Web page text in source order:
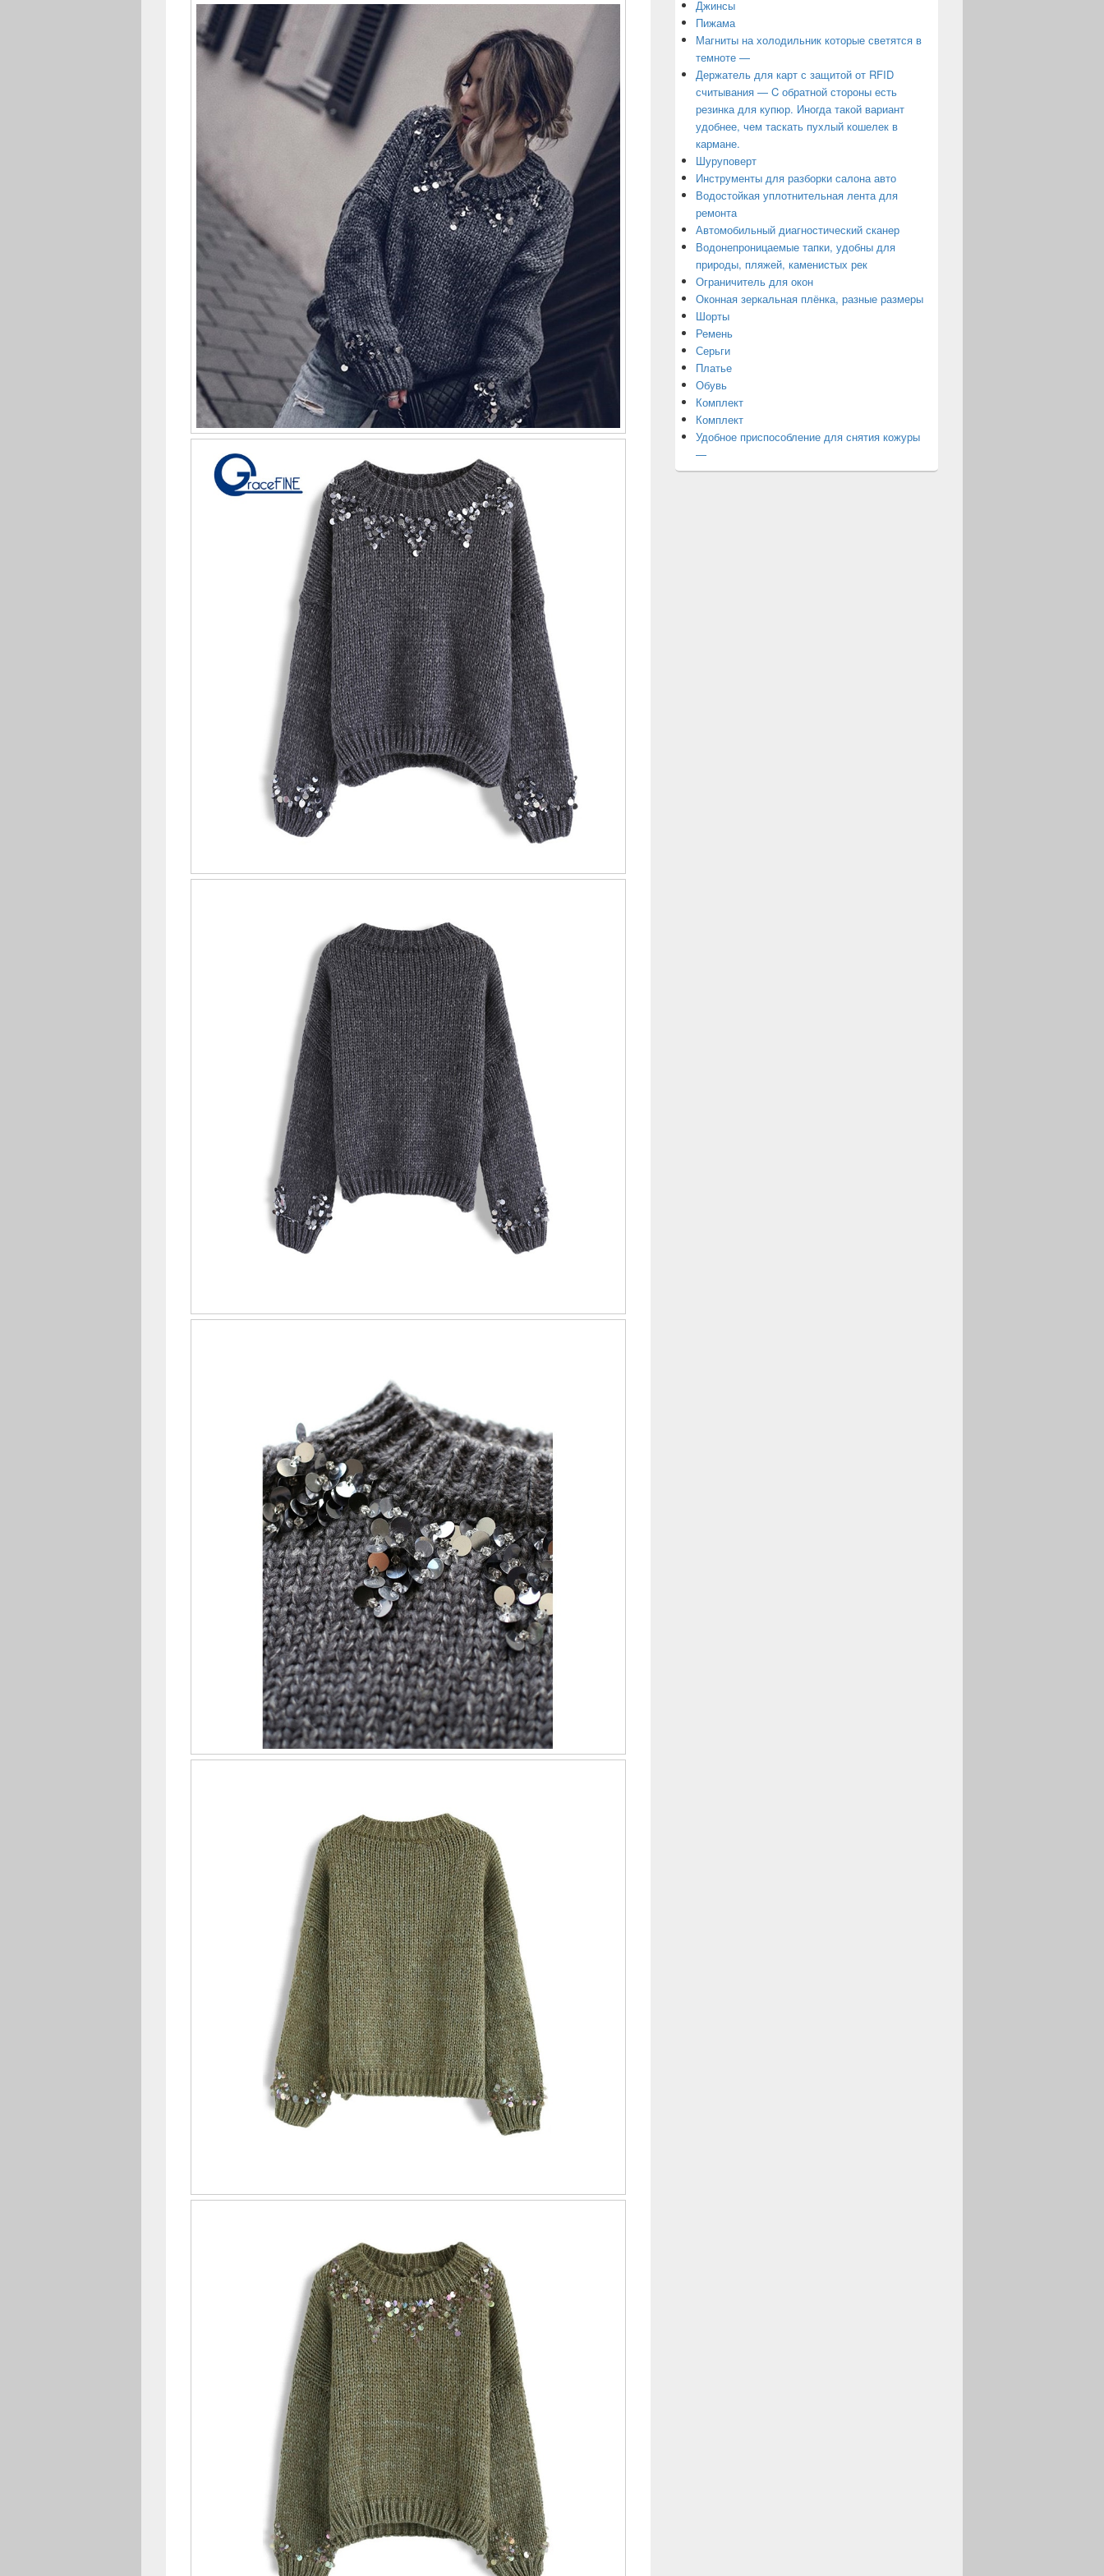
Джинсы
Пижама
Магниты на холодильник которые светятся в
темноте —
Держатель для карт с защитой от RFID
считывания — C обратной стороны есть
резинка для купюр. Иногда такой вариант
удобнее, чем таскать пухлый кошелек в
кармане.
Шуруповерт
Инструменты для разборки салона авто
Водостойкая уплотнительная лента для
ремонта
Автомобильный диагностический сканер
Водонепроницаемые тапки, удобны для
природы, пляжей, каменистых рек
Ограничитель для окон
Оконная зеркальная плёнка, разные размеры
Шорты
Ремень
Серьги
Платье
Обувь
Комплект
Комплект
Удобное приспособление для снятия кожуры
—